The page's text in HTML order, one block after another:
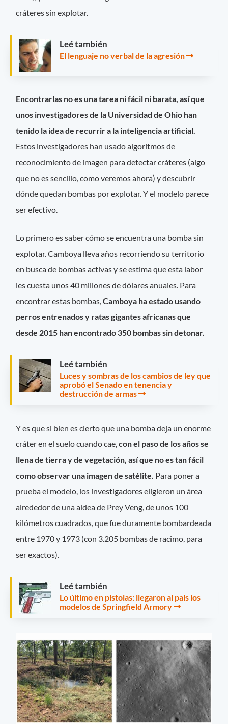
cráteres sin explotar.
Leé también
El lenguaje no verbal de la agresión
Encontrarlas no es una tarea ni fácil ni barata, así que
unos investigadores de la Universidad de Ohio han
tenido la idea de recurrir a la inteligencia artificial.
Estos investigadores han usado algoritmos de
reconocimiento de imagen para detectar cráteres (algo
que no es sencillo, como veremos ahora) y descubrir
dónde quedan bombas por explotar. Y el modelo parece
ser efectivo.
Lo primero es saber cómo se encuentra una bomba sin
explotar. Camboya lleva años recorriendo su territorio
en busca de bombas activas y se estima que esta labor
les cuesta unos 40 millones de dólares anuales. Para
encontrar estas bombas,Camboya ha estado usando
perros entrenados y ratas gigantes africanas que
desde 2015 han encontrado 350 bombas sin detonar.
Leé también
Luces y sombras de los cambios de ley que
aprobó el Senado en tenencia y
destrucción de armas
Y es que si bien es cierto que una bomba deja un enorme
cráter en el suelo cuando cae,con el paso de los años se
llena de tierra y de vegetación, así que no es tan fácil
como observar una imagen de satélite. Para poner a
prueba el modelo, los investigadores eligieron un área
alrededor de una aldea de Prey Veng, de unos 100
kilómetros cuadrados, que fue duramente bombardeada
entre 1970 y 1973 (con 3.205 bombas de racimo, para
ser exactos).
Leé también
Lo último en pistolas: llegaron al país los
modelos de Springfield Armory